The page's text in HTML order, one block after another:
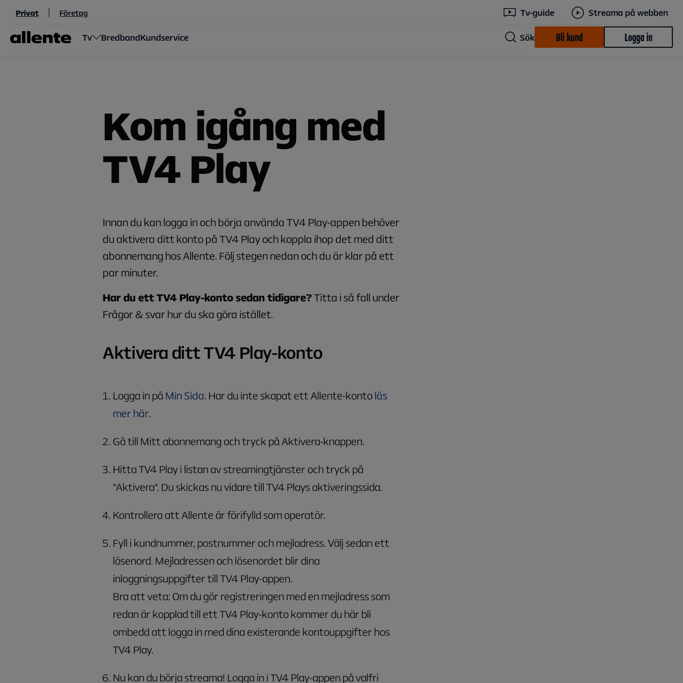
Hoppa till huvudinnehåll
Privat Företag Tv-guide Streama på webben
Tv BredbandKundservice Sök Bli kund Logga in
Kom igång med
TV4 Play
Innan du kan logga in och börja använda TV4 Play-appen behöver
du aktivera ditt konto på TV4 Play och koppla ihop det med ditt
abonnemang hos Allente. Följ stegen nedan och du är klar på ett
par minuter.
Har du ett TV4 Play-konto sedan tidigare?Titta i så fall under
Frågor & svar hur du ska göra istället.
Aktivera ditt TV4 Play-konto
Logga in på Min Sida. Har du inte skapat ett Allente-konto läs
mer här.​
Gå till Mitt abonnemang och tryck på Aktivera-knappen.​
Hitta TV4 Play i listan av streamingtjänster och tryck på
"Aktivera". Du skickas nu vidare till TV4 Plays aktiveringssida. ​
Kontrollera att Allente är förifylld som operatör.
Fyll i kundnummer, postnummer och mejladress. Välj sedan ett
lösenord. Mejladressen och lösenordet blir dina
inloggningsuppgifter till TV4 Play-appen.
Bra att veta: Om du gör registreringen med en mejladress som
redan är kopplad till ett TV4 Play-konto kommer du här bli
ombedd att logga in med dina existerande kontouppgifter hos
TV4 Play.
Nu kan du börja streama! Logga in i TV4 Play-appen på valfri